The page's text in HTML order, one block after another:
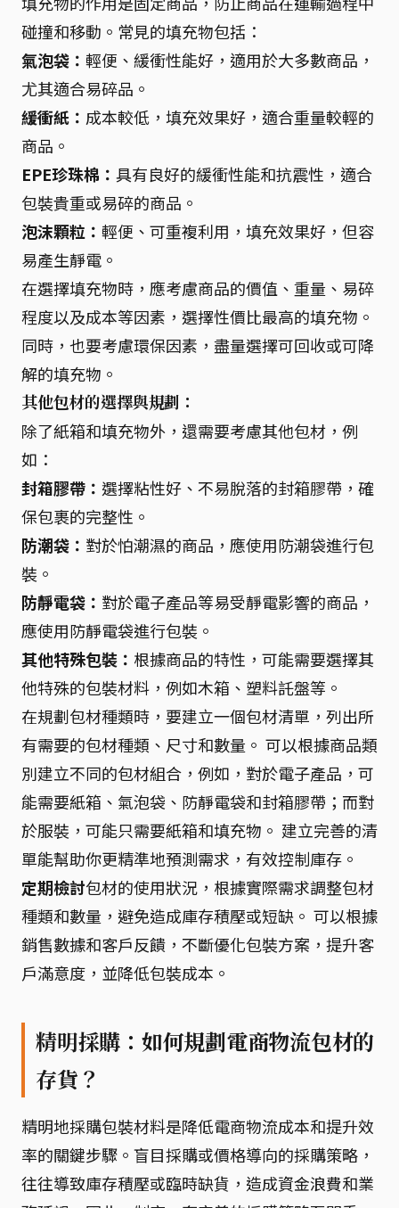
碰撞和移動。常見的填充物包括：
氣泡袋： 輕便、緩衝性能好，適用於大多數商品，
尤其適合易碎品。
緩衝紙： 成本較低，填充效果好，適合重量較輕的
商品。
EPE珍珠棉： 具有良好的緩衝性能和抗震性，適合
包裝貴重或易碎的商品。
泡沫顆粒： 輕便、可重複利用，填充效果好，但容
易產生靜電。
在選擇填充物時，應考慮商品的價值、重量、易碎
程度以及成本等因素，選擇性價比最高的填充物。
同時，也要考慮環保因素，盡量選擇可回收或可降
解的填充物。
其他包材的選擇與規劃：
除了紙箱和填充物外，還需要考慮其他包材，例
如：
封箱膠帶： 選擇粘性好、不易脫落的封箱膠帶，確
保包裹的完整性。
防潮袋： 對於怕潮濕的商品，應使用防潮袋進行包
裝。
防靜電袋： 對於電子產品等易受靜電影響的商品，
應使用防靜電袋進行包裝。
其他特殊包裝： 根據商品的特性，可能需要選擇其
他特殊的包裝材料，例如木箱、塑料託盤等。
在規劃包材種類時，要建立一個包材清單，列出所
有需要的包材種類、尺寸和數量。 可以根據商品類
別建立不同的包材組合，例如，對於電子產品，可
能需要紙箱、氣泡袋、防靜電袋和封箱膠帶；而對
於服裝，可能只需要紙箱和填充物。 建立完善的清
單能幫助你更精準地預測需求，有效控制庫存。
定期檢討包材的使用狀況，根據實際需求調整包材
種類和數量，避免造成庫存積壓或短缺。 可以根據
銷售數據和客戶反饋，不斷優化包裝方案，提升客
戶滿意度，並降低包裝成本。
精明採購：如何規劃電商物流包材的
存貨？
精明地採購包裝材料是降低電商物流成本和提升效
率的關鍵步驟。盲目採購或價格導向的採購策略，
往往導致庫存積壓或臨時缺貨，造成資金浪費和業